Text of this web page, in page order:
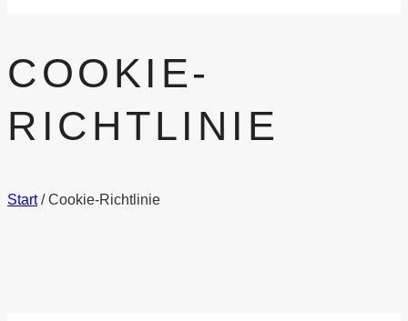
COOKIE-
RICHTLINIE
Start / Cookie-Richtlinie